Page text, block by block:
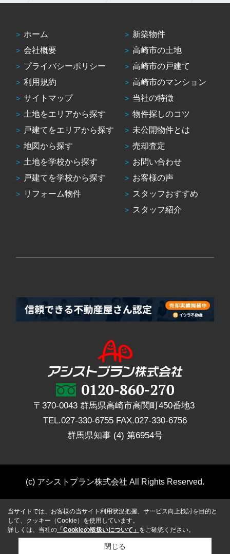
ホーム
会社概要
プライバシーポリシー
利用規約
サイトマップ
土地をエリアから探す
戸建てをエリアから探す
地図から探す
土地を学校から探す
戸建てを学校から探す
リフォーム物件
新築物件
高崎市の土地
高崎市の戸建て
高崎市のマンション
当社の特徴
物件探しのコツ
未公開物件とは
売却査定
お問い合わせ
お客様の声
スタッフおすすめ
スタッフ紹介
〒370-0043 群馬県高崎市高関町450番地3
TEL.027-330-6755 FAX.027-330-6756
群馬県知事 (4) 第6954号
(c) アシストプラン株式会社 All Rights Reserved.
当サイトでは、お客様の当サイト利用状況把握、サービス向上検討を目的と
して、クッキー（Cookie）を使用しています。
詳しくは、当社の 「Cookieの取扱いについて」 をご確認ください。
閉じる